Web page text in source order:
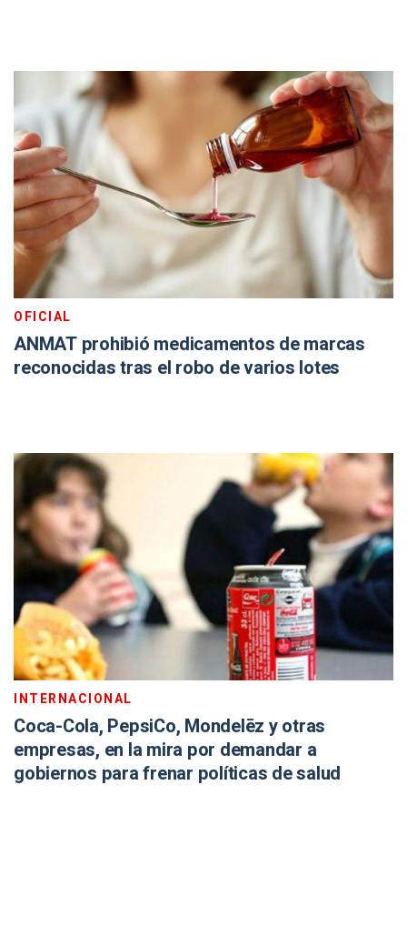
OFICIAL
ANMAT prohibió medicamentos de marcas
reconocidas tras el robo de varios lotes
INTERNACIONAL
Coca-Cola, PepsiCo, Mondelēz y otras
empresas, en la mira por demandar a
gobiernos para frenar políticas de salud